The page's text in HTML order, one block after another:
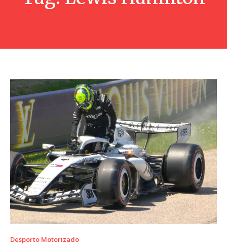
Desporto Motorizado